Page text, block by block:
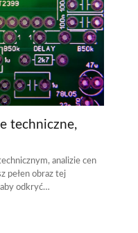
techniczne,
analizie cen
pełen obraz tej
odkryć…